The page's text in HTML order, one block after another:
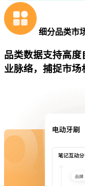
细分品类市
品类数据支持高
业脉络，捕捉市场